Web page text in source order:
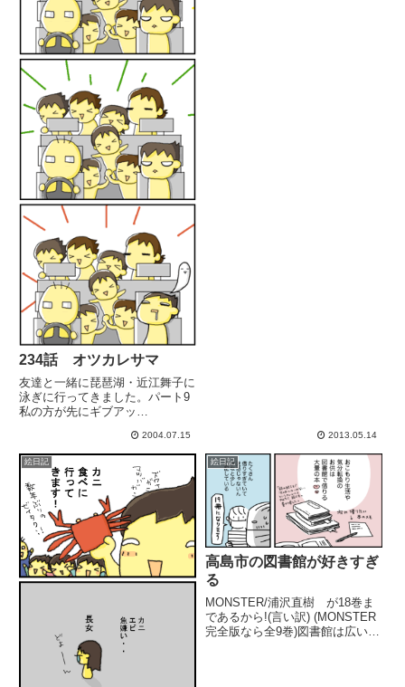
234話 オツカレサマ
友達と一緒に琵琶湖・近江舞子に
泳ぎに行ってきました。パート9
私の方が先にギブアッ
・・・・・・・・・・・・・・・
・・・友ママ！ありがとう！楽し
かったよー!! また行こうねっ行こ
うねっノンアルコールビールで
頑...
2004.07.15 2013.05.14
絵日記 絵日記
高島市の図書館が好きすぎ
る
MONSTER/浦沢直樹 が18巻ま
であるから!(言い訳) (MONSTER
完全版なら全9巻)図書館は広いし